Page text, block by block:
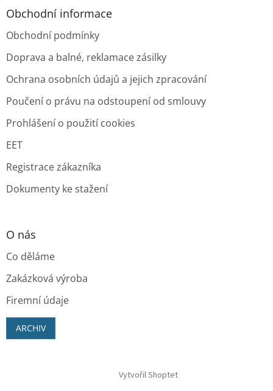
Obchodní informace
Obchodní podmínky
Doprava a balné, reklamace zásilky
Ochrana osobních údajů a jejich zpracování
Poučení o právu na odstoupení od smlouvy
Prohlášení o použití cookies
EET
Registrace zákazníka
Dokumenty ke stažení
O nás
Co děláme
Zakázková výroba
Firemní údaje
ARCHIV
Vytvořil Shoptet